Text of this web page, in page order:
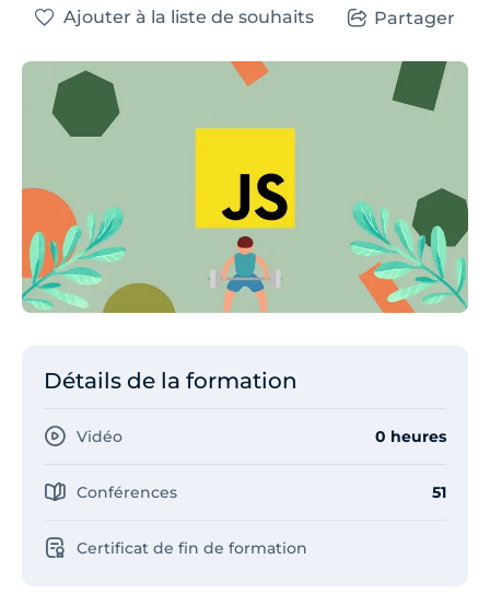
Ajouter à la liste de souhaits Partager
Détails de la formation
Vidéo 0 heures
Conférences 51
Certificat de fin de formation